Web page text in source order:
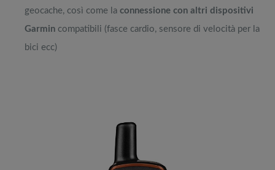
geocache, così come la connessione con altri dispositivi
Garmin compatibili (fasce cardio, sensore di velocità per la
bici ecc)